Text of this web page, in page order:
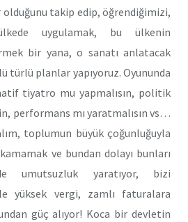
olduğunu takip edip, öğrendiğimizi,
uygulamak, bu ülkenin
bir yana, o sanatı anlatacak
türlü planlar yapıyoruz. Oyununda
tiyatro mu yapmalısın, politik
performans mı yaratmalısın vs…
toplumun büyük çoğunluğuyla
ve bundan dolayı bunları
umutsuzluk yaratıyor, bizi
yüksek vergi, zamlı faturalara
güç alıyor! Koca bir devletin